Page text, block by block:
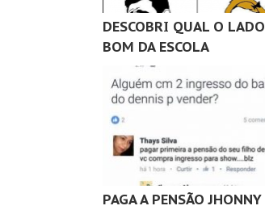
DESCOBRI QUAL O LADO
BOM DA ESCOLA
PAGA A PENSÃO JHONNY